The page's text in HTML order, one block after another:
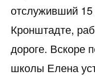
отслуживший
Кронштадте,
дороге. Вскоре
школы Елена